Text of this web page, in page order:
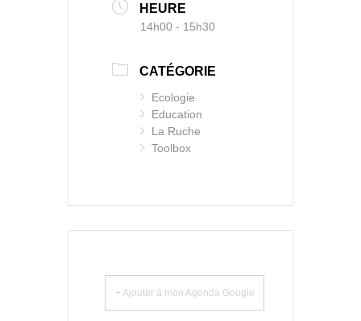
HEURE
14h00 - 15h30
CATÉGORIE
Ecologie
Education
La Ruche
Toolbox
+ Ajouter à mon Agenda Google